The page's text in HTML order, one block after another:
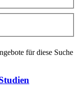
für diese Suche